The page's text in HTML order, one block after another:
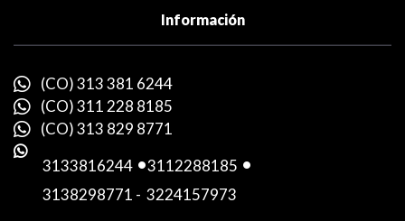
Información
(CO) 313 381 6244
(CO) 311 228 8185
(CO) 313 829 8771
3133816244 -3112288185 -
3138298771 - 3224157973